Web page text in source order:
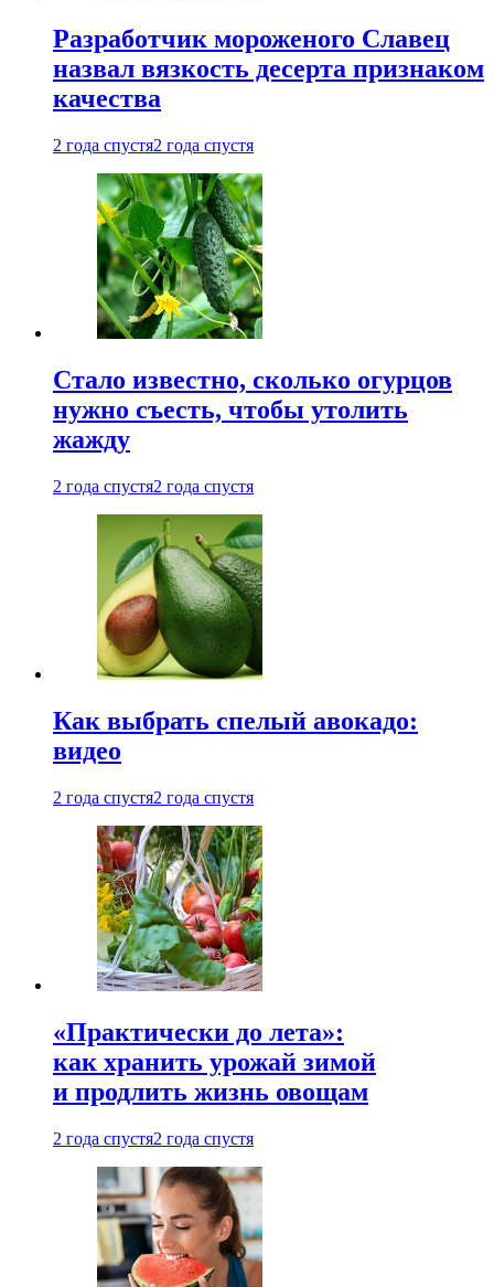
Разработчик мороженого Славец
назвал вязкость десерта признаком
качества
2 года спустя2 года спустя
Стало известно, сколько огурцов
нужно съесть, чтобы утолить
жажду
2 года спустя2 года спустя
Как выбрать спелый авокадо:
видео
2 года спустя2 года спустя
«Практически до лета»:
как хранить урожай зимой
и продлить жизнь овощам
2 года спустя2 года спустя